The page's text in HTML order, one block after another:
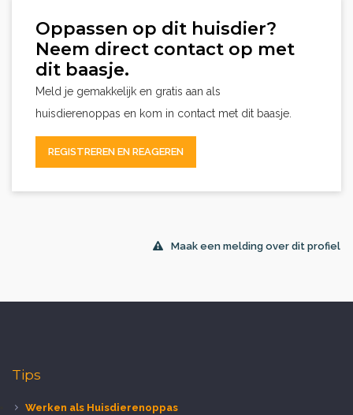
Oppassen op dit huisdier?
Neem direct contact op met
dit baasje.
Meld je gemakkelijk en gratis aan als
huisdierenoppas en kom in contact met dit baasje.
REGISTREREN EN REAGEREN
Maak een melding over dit profiel
Tips
Werken als Huisdierenoppas